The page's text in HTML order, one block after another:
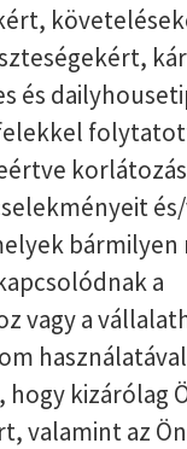
és
bármilyen
a
vagy a
kizárólag
valamint az